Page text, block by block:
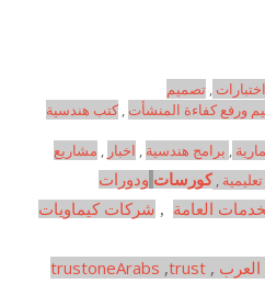
, تصميم
ورفع كفاءة المنشأت ,كتب هندسية
, برامج هندسية , اخبار , مشاريع
, كورسات ودورات
العامة , شركات كيماويات
,
trustoneArabs ,trust